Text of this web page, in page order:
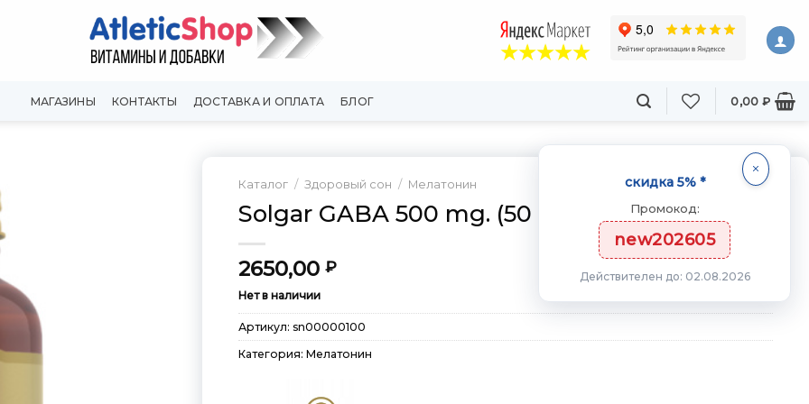
МАГАЗИНЫ КОНТАКТЫ ДОСТАВКА И ОПЛАТА БЛОГ 0,00 ₽
Каталог / Здоровый сон / Мелатонин
Solgar GABA 500 mg. (50 вег.капс)
2650,00 ₽
Нет в наличии
Артикул: sn00000100
Категория: Мелатонин
скидка 5% *
Промокод:
new202605
Действителен до: 02.08.2026